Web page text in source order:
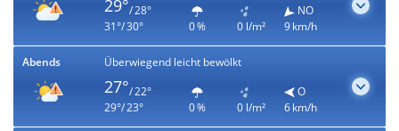
29°/ 28°
31°/ 30°
0 % 0 l/m²
NO
9 km/h
Abends Überwiegend leicht bewölkt
27°/ 22°
29°/ 23°
0 % 0 l/m²
O
6 km/h